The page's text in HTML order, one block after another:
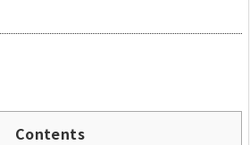
Contents